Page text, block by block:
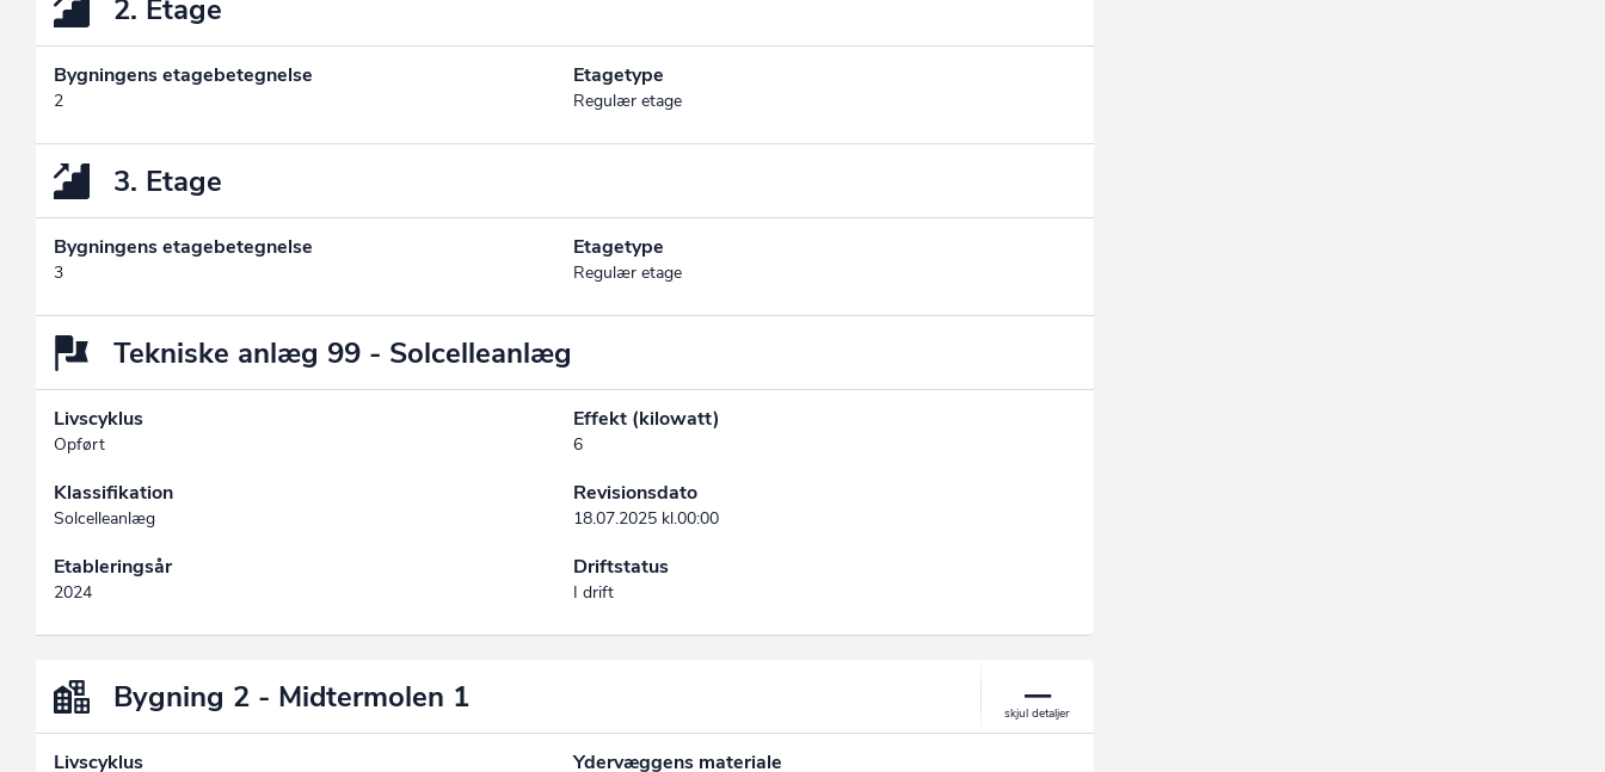
2. Etage
Bygningens etagebetegnelse
2
Etagetype
Regulær etage
3. Etage
Bygningens etagebetegnelse
3
Etagetype
Regulær etage
Tekniske anlæg 99 - Solcelleanlæg
Livscyklus
Opført
Klassifikation
Solcelleanlæg
Etableringsår
2024
Effekt (kilowatt)
6
Revisionsdato
18.07.2025 kl.00:00
Driftstatus
I drift
Bygning 2 - Midtermolen 1
Livscyklus Ydervæggens materiale